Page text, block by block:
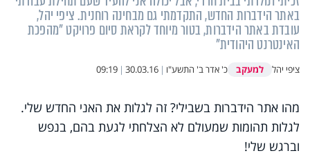
באתר הידברות החדש, התקדמתי גם מבחינה רוחנית. ציפי יהל,
עובדת באתר הידברות, בטור מיוחד לקראת סיום פרויקט "מהפכת
האינטרנט היהודית"
ציפי יהל למעקב כ' אדר ב' התשע"ו |
30.03.16
|
09:19
מהו אתר הידברות בשבילי? זה לגלות את האני החדש שלי.
לגלות תהומות שמעולם לא הצלחתי לגעת בהם, בנפש
וברגש שלי!